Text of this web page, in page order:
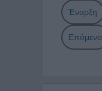
Έναρξη
Επόμενο